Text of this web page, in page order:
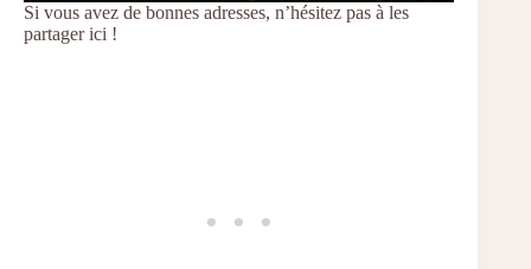
Si vous avez de bonnes adresses, n’hésitez pas à les
partager ici !